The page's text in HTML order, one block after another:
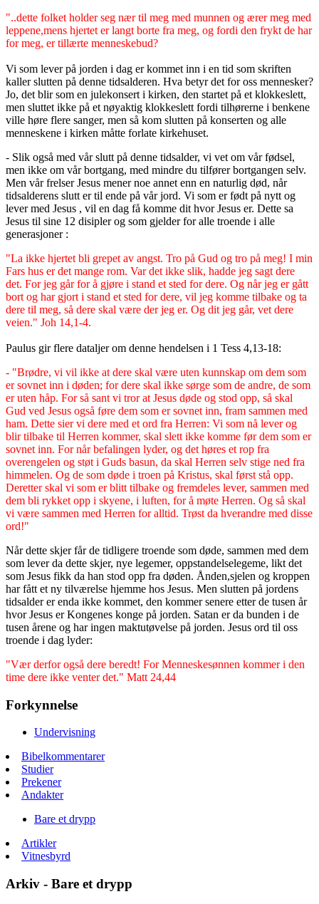
"..dette folket holder seg nær til meg med munnen og ærer meg med
leppene,mens hjertet er langt borte fra meg, og fordi den frykt de har
for meg, er tillærte menneskebud?
Vi som lever på jorden i dag er kommet inn i en tid som skriften
kaller slutten på denne tidsalderen. Hva betyr det for oss mennesker?
Jo, det blir som en julekonsert i kirken, den startet på et klokkeslett,
men sluttet ikke på et nøyaktig klokkeslett fordi tilhørerne i benkene
ville høre flere sanger, men så kom slutten på konserten og alle
menneskene i kirken måtte forlate kirkehuset.
- Slik også med vår slutt på denne tidsalder, vi vet om vår fødsel,
men ikke om vår bortgang, med mindre du tilfører bortgangen selv.
Men vår frelser Jesus mener noe annet enn en naturlig død, når
tidsalderens slutt er til ende på vår jord. Vi som er født på nytt og
lever med Jesus , vil en dag få komme dit hvor Jesus er. Dette sa
Jesus til sine 12 disipler og som gjelder for alle troende i alle
generasjoner :
"La ikke hjertet bli grepet av angst. Tro på Gud og tro på meg! I min
Fars hus er det mange rom. Var det ikke slik, hadde jeg sagt dere
det. For jeg går for å gjøre i stand et sted for dere. Og når jeg er gått
bort og har gjort i stand et sted for dere, vil jeg komme tilbake og ta
dere til meg, så dere skal være der jeg er. Og dit jeg går, vet dere
veien." Joh 14,1-4.
Paulus gir flere dataljer om denne hendelsen i 1 Tess 4,13-18:
- "Brødre, vi vil ikke at dere skal være uten kunnskap om dem som
er sovnet inn i døden; for dere skal ikke sørge som de andre, de som
er uten håp. For så sant vi tror at Jesus døde og stod opp, så skal
Gud ved Jesus også føre dem som er sovnet inn, fram sammen med
ham. Dette sier vi dere med et ord fra Herren: Vi som nå lever og
blir tilbake til Herren kommer, skal slett ikke komme før dem som er
sovnet inn. For når befalingen lyder, og det høres et rop fra
overengelen og støt i Guds basun, da skal Herren selv stige ned fra
himmelen. Og de som døde i troen på Kristus, skal først stå opp.
Deretter skal vi som er blitt tilbake og fremdeles lever, sammen med
dem bli rykket opp i skyene, i luften, for å møte Herren. Og så skal
vi være sammen med Herren for alltid. Trøst da hverandre med disse
ord!"
Når dette skjer får de tidligere troende som døde, sammen med dem
som lever da dette skjer, nye legemer, oppstandelselegeme, likt det
som Jesus fikk da han stod opp fra døden. Ånden,sjelen og kroppen
har fått et ny tilværelse hjemme hos Jesus. Men slutten på jordens
tidsalder er enda ikke kommet, den kommer senere etter de tusen år
hvor Jesus er Kongenes konge på jorden. Satan er da bunden i de
tusen årene og har ingen maktutøvelse på jorden. Jesus ord til oss
troende i dag lyder:
"Vær derfor også dere beredt! For Menneskesønnen kommer i den
time dere ikke venter det." Matt 24,44
Forkynnelse
Undervisning
Bibelkommentarer
Studier
Prekener
Andakter
Bare et drypp
Artikler
Vitnesbyrd
Arkiv - Bare et drypp